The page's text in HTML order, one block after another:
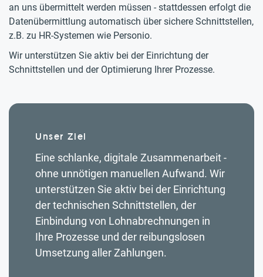
an uns übermittelt werden müssen - stattdessen erfolgt die
Datenübermittlung automatisch über sichere Schnittstellen,
z.B. zu HR-Systemen wie Personio.
Wir unterstützen Sie aktiv bei der Einrichtung der
Schnittstellen und der Optimierung Ihrer Prozesse.
Unser Ziel
Eine schlanke, digitale Zusammenarbeit -
ohne unnötigen manuellen Aufwand. Wir
unterstützen Sie aktiv bei der Einrichtung
der technischen Schnittstellen, der
Einbindung von Lohnabrechnungen in
Ihre Prozesse und der reibungslosen
Umsetzung aller Zahlungen.